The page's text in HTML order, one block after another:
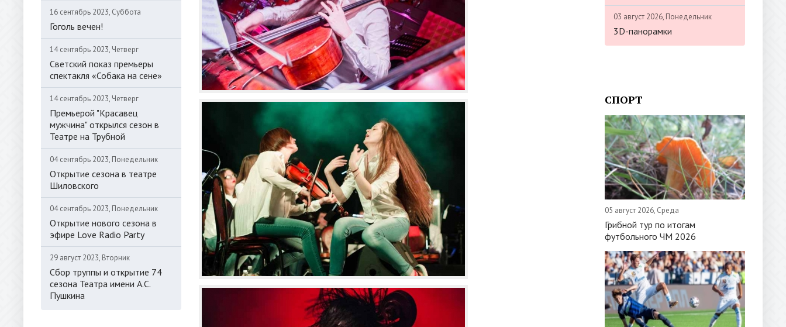
16 сентябрь 2023, Суббота
Гоголь вечен!
14 сентябрь 2023, Четверг
Светский показ премьеры
спектакля «Собака на сене»
14 сентябрь 2023, Четверг
Премьерой "Красавец
мужчина" открылся сезон в
Театре на Трубной
04 сентябрь 2023, Понедельник
Открытие сезона в театре
Шиловского
04 сентябрь 2023, Понедельник
Открытие нового сезона в
эфире Love Radio Party
29 август 2023, Вторник
Сбор труппы и открытие 74
сезона Театра имени А.С.
Пушкина
03 август 2026, Понедельник
3D-панорамки
СПОРТ
05 август 2026, Среда
Грибной тур по итогам
футбольного ЧМ 2026